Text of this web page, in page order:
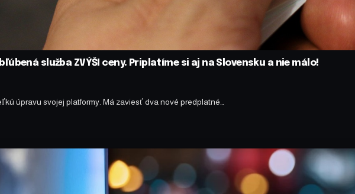
služba ZVÝŠI ceny. Priplatíme si aj na Slovensku a nie málo!
úpravu svojej platformy. Má zaviesť dva nové predplatné…